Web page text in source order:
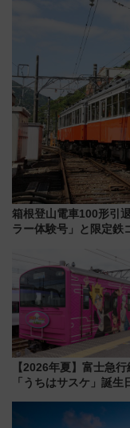
箱根登山電車100形引
ラー体験号」と限定鉄
【2026年夏】富士急
「うちはサスケ」誕生
定グルメ＆グッズ徹底